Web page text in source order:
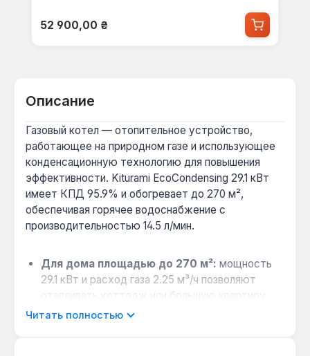
Обычная цена:
52 900,00 ₴
Описание
Газовый котел — отопительное устройство,
работающее на природном газе и использующее
конденсационную технологию для повышения
эффективности. Kiturami EcoCondensing 29.1 кВт
имеет КПД 95.9% и обогревает до 270 м²,
обеспечивая горячее водоснабжение с
производительностью 14.5 л/мин.
Для дома площадью до 270 м²: мощность
29.1 кВт и расход газа 2.25 м³/ч позволяют
отапливать коттедж или большую квартиру,
одновременно обеспечивая ГВС для
Читать полностью